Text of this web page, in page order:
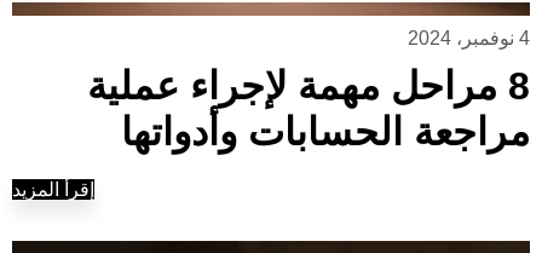
4 نوفمبر، 2024
8 مراحل مهمة لإجراء عملية
مراجعة الحسابات وأدواتها
إقرأ المزيد